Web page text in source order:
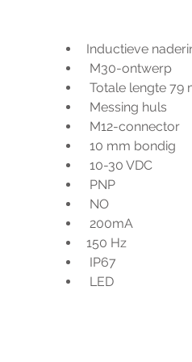
Inductieve
M30-ontwerp
Totale lengte 79
Messing huls
M12-connector
10 mm bondig
10-30 VDC
PNP
NO
200mA
150 Hz
IP67
LED